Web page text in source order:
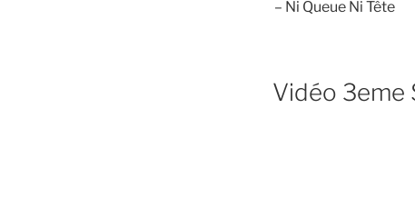
– Ni Queue Ni Tête
Vidéo 3eme